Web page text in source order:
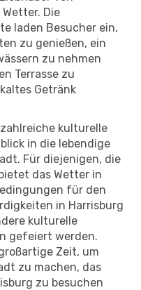
Die
laden Besucher ein,
zu genießen, ein
zu nehmen
Terrasse zu
Getränk
kulturelle
in die lebendige
Für diejenigen, die
das Wetter in
für den
in Harrisburg
kulturelle
gefeiert werden.
Zeit, um
zu machen, das
zu besuchen